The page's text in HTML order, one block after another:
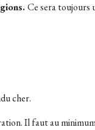
Ce sera toujours
cher.
Il faut au